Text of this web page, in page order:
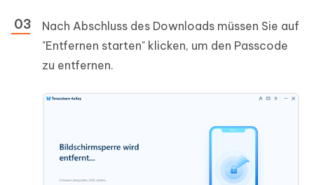
Nach Abschluss des Downloads müssen Sie auf
"Entfernen starten" klicken, um den Passcode
zu entfernen.